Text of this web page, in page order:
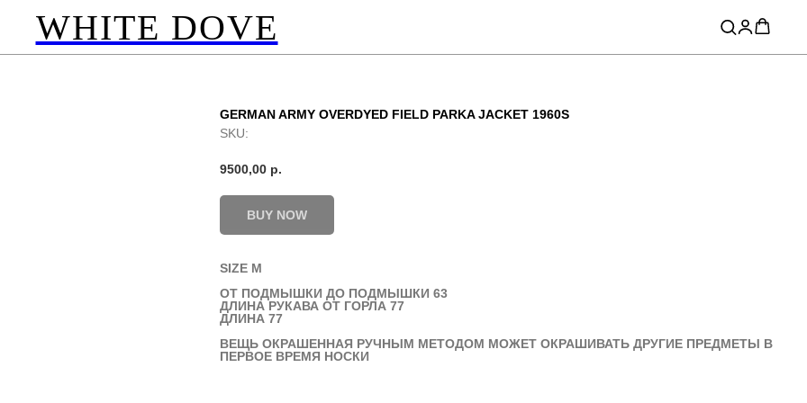
WHITE DOVE
GERMAN ARMY OVERDYED FIELD PARKA JACKET 1960S
SKU:
9500,00 р.
BUY NOW
SIZE M
ОТ ПОДМЫШКИ ДО ПОДМЫШКИ 63
ДЛИНА РУКАВА ОТ ГОРЛА 77
ДЛИНА 77
ВЕЩЬ ОКРАШЕННАЯ РУЧНЫМ МЕТОДОМ МОЖЕТ ОКРАШИВАТЬ ДРУГИЕ ПРЕДМЕТЫ В
ПЕРВОЕ ВРЕМЯ НОСКИ